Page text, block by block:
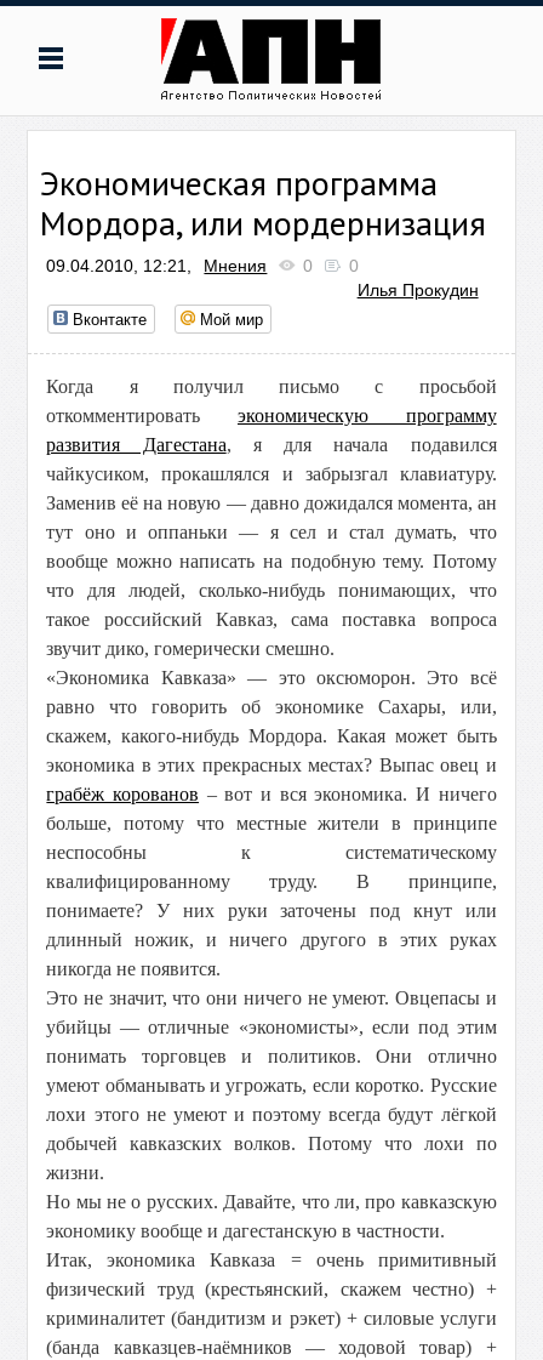
Экономическая программа
Мордора, или мордернизация
09.04.2010, 12:21, Мнения 0
0
Илья Прокудин
Вконтакте Мой мир
Когда я получил письмо с просьбой
откомментировать экономическую программу
развития Дагестана, я для начала подавился
чайкусиком, прокашлялся и забрызгал клавиатуру.
Заменив её на новую — давно дожидался момента, ан
тут оно и оппаньки — я сел и стал думать, что
вообще можно написать на подобную тему. Потому
что для людей, сколько-нибудь понимающих, что
такое российский Кавказ, сама поставка вопроса
звучит дико, гомерически смешно.
«Экономика Кавказа» — это оксюморон. Это всё
равно что говорить об экономике Сахары, или,
скажем, какого-нибудь Мордора. Какая может быть
экономика в этих прекрасных местах? Выпас овец и
грабёж корованов – вот и вся экономика. И ничего
больше, потому что местные жители в принципе
неспособны к систематическому
квалифицированному труду. В принципе,
понимаете? У них руки заточены под кнут или
длинный ножик, и ничего другого в этих руках
никогда не появится.
Это не значит, что они ничего не умеют. Овцепасы и
убийцы — отличные «экономисты», если под этим
понимать торговцев и политиков. Они отлично
умеют обманывать и угрожать, если коротко. Русские
лохи этого не умеют и поэтому всегда будут лёгкой
добычей кавказских волков. Потому что лохи по
жизни.
Но мы не о русских. Давайте, что ли, про кавказскую
экономику вообще и дагестанскую в частности.
Итак, экономика Кавказа = очень примитивный
физический труд (крестьянский, скажем честно) +
криминалитет (бандитизм и рэкет) + силовые услуги
(банда кавказцев-наёмников — ходовой товар) +